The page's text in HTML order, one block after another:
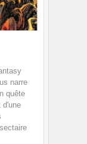
narre
quête
d'une